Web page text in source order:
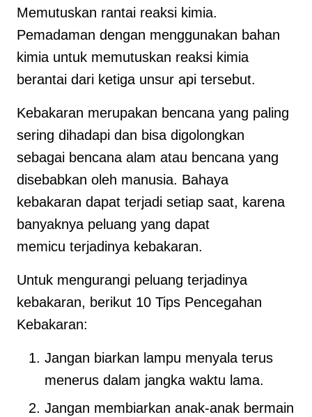
Memutuskan rantai reaksi kimia.
Pemadaman dengan menggunakan bahan
kimia untuk memutuskan reaksi kimia
berantai dari ketiga unsur api tersebut.
Kebakaran merupakan bencana yang paling
sering dihadapi dan bisa digolongkan
sebagai bencana alam atau bencana yang
disebabkan oleh manusia. Bahaya
kebakaran dapat terjadi setiap saat, karena
banyaknya peluang yang dapat
memicu terjadinya kebakaran.
Untuk mengurangi peluang terjadinya
kebakaran, berikut 10 Tips Pencegahan
Kebakaran:
Jangan biarkan lampu menyala terus
menerus dalam jangka waktu lama.
Jangan membiarkan anak-anak bermain